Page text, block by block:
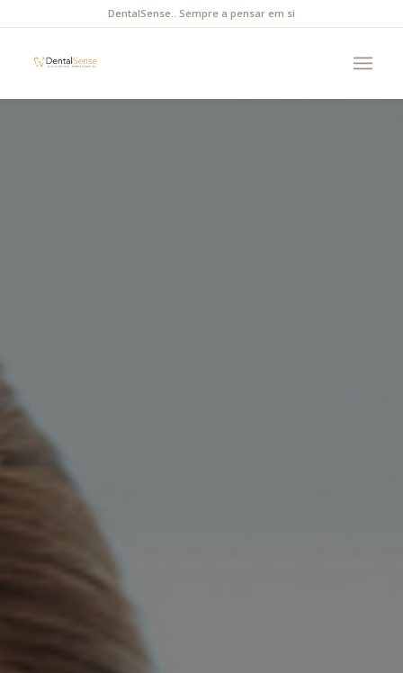
DentalSense.. Sempre a pensar em si